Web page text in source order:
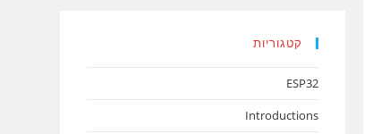
קטגוריות
ESP32
Introductions